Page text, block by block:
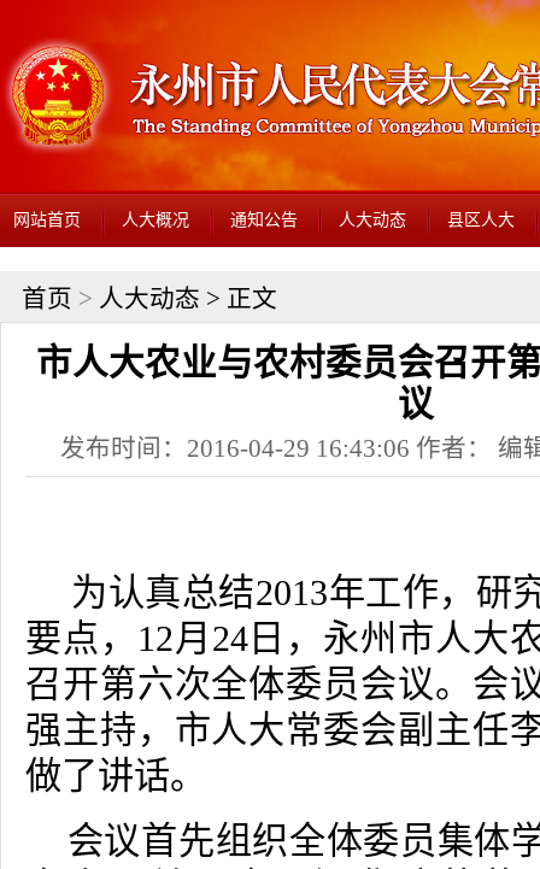
网站首页 人大概况 通知公告 人大动态 县区人大
首页 > 人大动态 > 正文
市人大农业与农村委员会召开
议
发布时间：2016-04-29 16:43:06 作者： 编
为认真总结2013年工作，研
要点， 12月 24日，永州市人大
召开第六次全体委员会议。会
强主持，市人大常委会副主任
做了讲话。
会议首先组织全体委员集体